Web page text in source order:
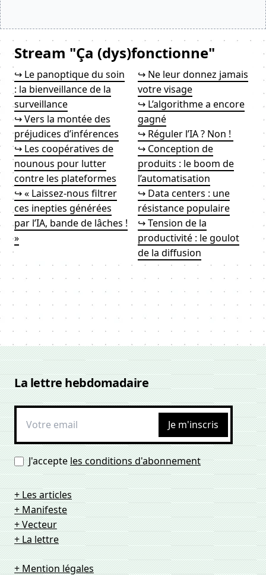
Stream "Ça (dys)fonctionne"
↪ Le panoptique du soin
: la bienveillance de la
surveillance
↪ Vers la montée des
préjudices d’inférences
↪ Les coopératives de
nounous pour lutter
contre les plateformes
↪ « Laissez-nous filtrer
ces inepties générées
par l’IA, bande de lâches !
»
↪ Ne leur donnez jamais
votre visage
↪ L’algorithme a encore
gagné
↪ Réguler l’IA ? Non !
↪ Conception de
produits : le boom de
l’automatisation
↪ Data centers : une
résistance populaire
↪ Tension de la
productivité : le goulot
de la diffusion
La lettre hebdomadaire
Je m'inscris
J'accepteles conditions d'abonnement
+ Les articles
+ Manifeste
+ Vecteur
+ La lettre
+ Mention légales